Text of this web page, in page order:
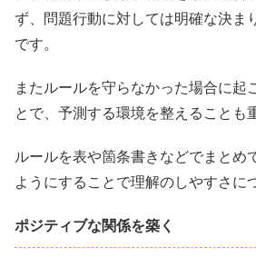
ず、問題行動に対しては明確な決ま
です。
またルールを守らなかった場合に起
とで、予測する環境を整えることも
ルールを表や箇条書きなどでまとめ
ようにすることで理解のしやすさに
ポジティブな関係を築く